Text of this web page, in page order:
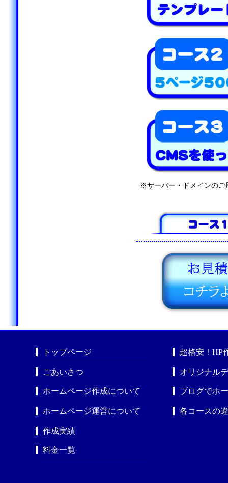
※サーバー・ドメインのご
トップページ
ごあいさつ
ホームページ作成について
ホームページ運営について
作成実績
料金一覧
超格安！HP
オリジナル
ブログでホ
各コースの